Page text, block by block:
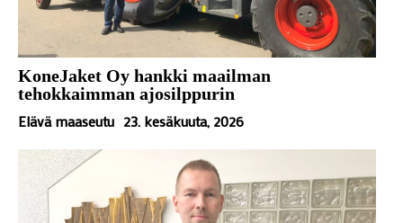
KoneJaket Oy hankki maailman
tehokkaimman ajosilppurin
Elävä maaseutu 23. kesäkuuta, 2026